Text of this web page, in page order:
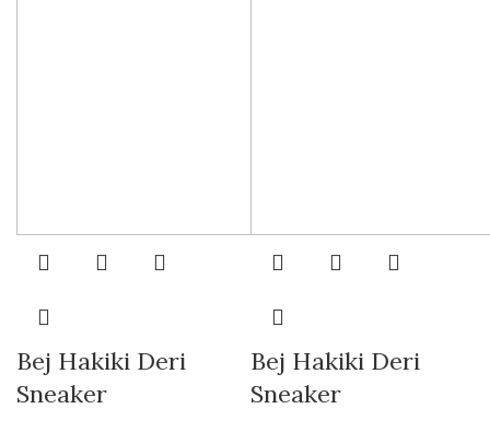
Bej Hakiki Deri
Sneaker
Bej Hakiki Deri
Sneaker